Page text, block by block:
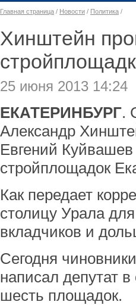
Главная страница / Новости / Политика /
Хинштейн
25 июня 2013 14:24
ЕКАТЕРИНБУРГ.
Александр
Евгений
стройплощадок
Как передает
столицу Урала
вкладчиков и
Сегодня
написал депутат
шесть площадок.